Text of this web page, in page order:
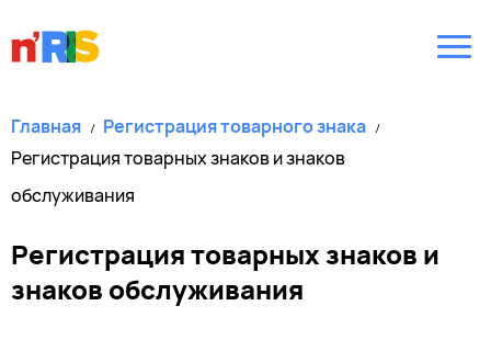
Главная
Регистрация товарного знака
Регистрация товарных знаков и знаков
обслуживания
Регистрация товарных знаков и
знаков обслуживания